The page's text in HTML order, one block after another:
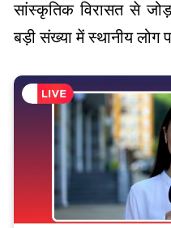
सांस्कृतिक विरासत से
बड़ी संख्या में स्थानीय लोग